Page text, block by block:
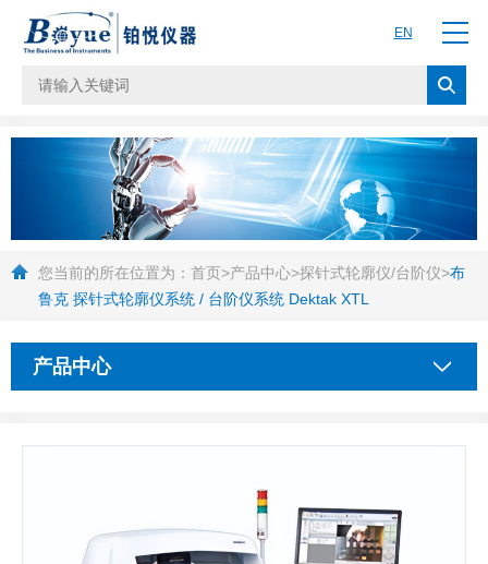
EN
您当前的所在位置为： 首页>产品中心>探针式轮廓仪/台阶仪>布
鲁克 探针式轮廓仪系统 / 台阶仪系统 Dektak XTL
产品中心